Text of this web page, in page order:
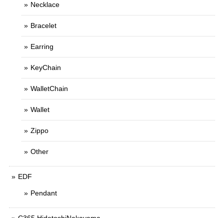
Necklace
Bracelet
Earring
KeyChain
WalletChain
Wallet
Zippo
Other
EDF
Pendant